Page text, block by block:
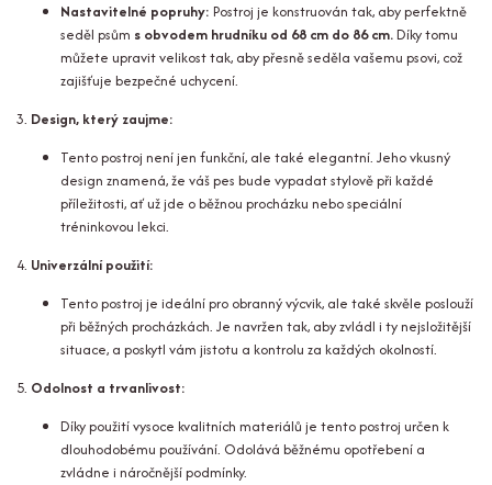
Nastavitelné popruhy: Postroj je konstruován tak, aby perfektně
seděl psům s obvodem hrudníku od 68 cm do 86 cm.Díky tomu
můžete upravit velikost tak, aby přesně seděla vašemu psovi, což
zajišťuje bezpečné uchycení.
3. Design, který zaujme:
Tento postroj není jen funkční, ale také elegantní. Jeho vkusný
design znamená, že váš pes bude vypadat stylově při každé
příležitosti, ať už jde o běžnou procházku nebo speciální
tréninkovou lekci.
4. Univerzální použití:
Tento postroj je ideální pro obranný výcvik, ale také skvěle poslouží
při běžných procházkách. Je navržen tak, aby zvládl i ty nejsložitější
situace, a poskytl vám jistotu a kontrolu za každých okolností.
5. Odolnost a trvanlivost:
Díky použití vysoce kvalitních materiálů je tento postroj určen k
dlouhodobému používání. Odolává běžnému opotřebení a
zvládne i náročnější podmínky.